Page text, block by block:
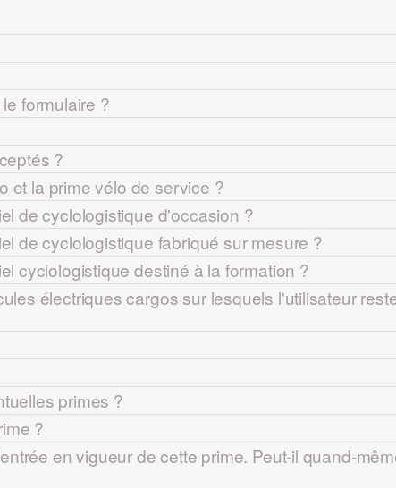
formulaire ?
?
et la prime vélo de service ?
de cyclologistique d'occasion ?
de cyclologistique fabriqué sur mesure ?
cyclologistique destiné à la formation ?
électriques cargos sur lesquels l'utilisateur
primes ?
?
en vigueur de cette prime. Peut-il quand-